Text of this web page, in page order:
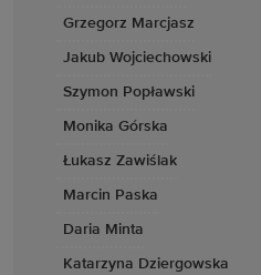
Grzegorz Marcjasz
Jakub Wojciechowski
Szymon Popławski
Monika Górska
Łukasz Zawiślak
Marcin Paska
Daria Minta
Katarzyna Dziergowska